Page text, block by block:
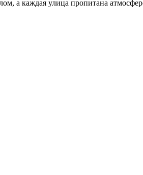
а каждая улица пропитана